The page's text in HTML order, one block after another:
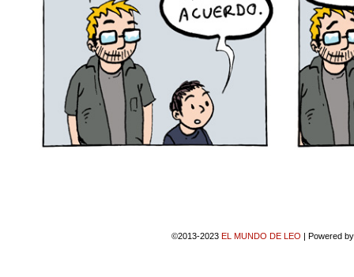
©2013-2023 EL MUNDO DE LEO | Powered